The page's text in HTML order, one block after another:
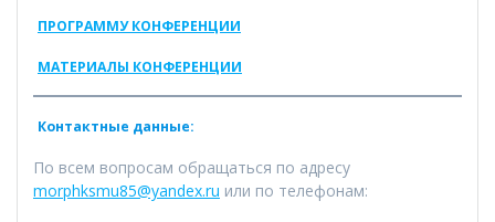
ПРОГРАММУ КОНФЕРЕНЦИИ
МАТЕРИАЛЫ КОНФЕРЕНЦИИ
Контактные данные:
По всем вопросам обращаться по адресу
morphksmu85@yandex.ru или по телефонам: